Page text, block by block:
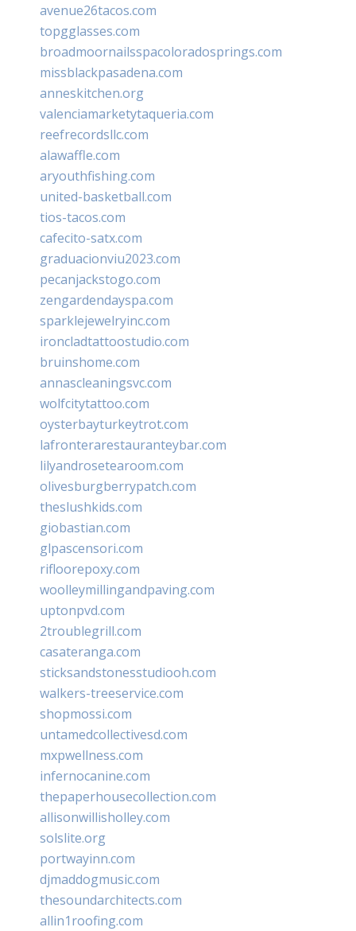
avenue26tacos.com
topgglasses.com
broadmoornailsspacoloradosprings.com
missblackpasadena.com
anneskitchen.org
valenciamarketytaqueria.com
reefrecordsllc.com
alawaffle.com
aryouthfishing.com
united-basketball.com
tios-tacos.com
cafecito-satx.com
graduacionviu2023.com
pecanjackstogo.com
zengardendayspa.com
sparklejewelryinc.com
ironcladtattoostudio.com
bruinshome.com
annascleaningsvc.com
wolfcitytattoo.com
oysterbayturkeytrot.com
lafronterarestauranteybar.com
lilyandrosetearoom.com
olivesburgberrypatch.com
theslushkids.com
giobastian.com
glpascensori.com
rifloorepoxy.com
woolleymillingandpaving.com
uptonpvd.com
2troublegrill.com
casateranga.com
sticksandstonesstudiooh.com
walkers-treeservice.com
shopmossi.com
untamedcollectivesd.com
mxpwellness.com
infernocanine.com
thepaperhousecollection.com
allisonwillisholley.com
solslite.org
portwayinn.com
djmaddogmusic.com
thesoundarchitects.com
allin1roofing.com